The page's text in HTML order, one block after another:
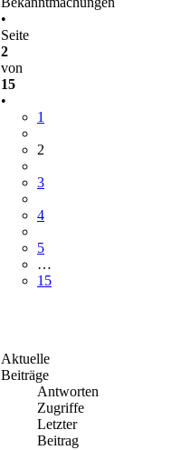
•
Seite
2
von
15
•
1
2
3
4
5
…
15
Aktuelle
Beiträge
Antworten
Zugriffe
Letzter
Beitrag